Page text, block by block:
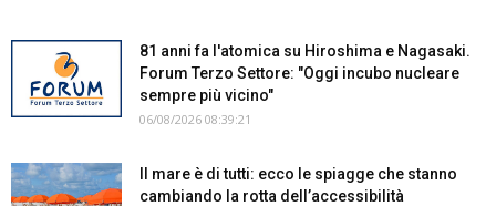
81 anni fa l'atomica su Hiroshima e Nagasaki.
Forum Terzo Settore: "Oggi incubo nucleare
sempre più vicino"
06/08/2026 08:39:21
Il mare è di tutti: ecco le spiagge che stanno
cambiando la rotta dell’accessibilità